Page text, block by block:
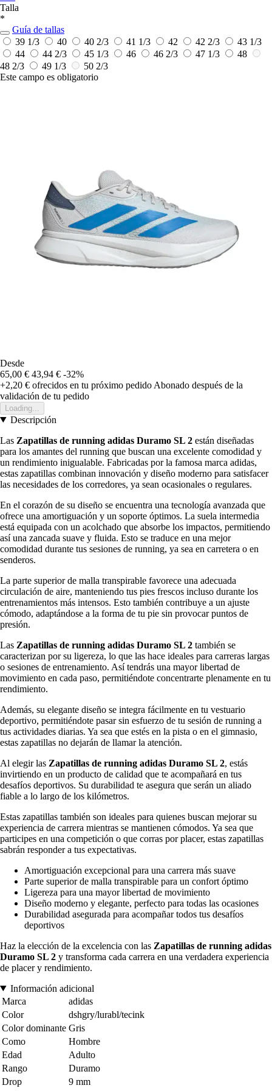
Talla
*
Guía de tallas
39 1/3
40 40 2/3 41 1/3 42 42 2/3
43 1/3
44
44 2/3 45 1/3 46 46 2/3 47 1/3
48
48 2/3
49 1/3
50 2/3
Este campo es obligatorio
Desde
65,00 € 43,94 € -32%
+2,20 € ofrecidos en tu próximo pedido Abonado después de la
validación de tu pedido
Loading...
Descripción
Las Zapatillas de running adidas Duramo SL 2 están diseñadas
para los amantes del running que buscan una excelente comodidad y
un rendimiento inigualable. Fabricadas por la famosa marca adidas,
estas zapatillas combinan innovación y diseño moderno para satisfacer
las necesidades de los corredores, ya sean ocasionales o regulares.
En el corazón de su diseño se encuentra una tecnología avanzada que
ofrece una amortiguación y un soporte óptimos. La suela intermedia
está equipada con un acolchado que absorbe los impactos, permitiendo
así una zancada suave y fluida. Esto se traduce en una mejor
comodidad durante tus sesiones de running, ya sea en carretera o en
senderos.
La parte superior de malla transpirable favorece una adecuada
circulación de aire, manteniendo tus pies frescos incluso durante los
entrenamientos más intensos. Esto también contribuye a un ajuste
cómodo, adaptándose a la forma de tu pie sin provocar puntos de
presión.
Las Zapatillas de running adidas Duramo SL 2 también se
caracterizan por su ligereza, lo que las hace ideales para carreras largas
o sesiones de entrenamiento. Así tendrás una mayor libertad de
movimiento en cada paso, permitiéndote concentrarte plenamente en tu
rendimiento.
Además, su elegante diseño se integra fácilmente en tu vestuario
deportivo, permitiéndote pasar sin esfuerzo de tu sesión de running a
tus actividades diarias. Ya sea que estés en la pista o en el gimnasio,
estas zapatillas no dejarán de llamar la atención.
Al elegir las Zapatillas de running adidas Duramo SL 2, estás
invirtiendo en un producto de calidad que te acompañará en tus
desafíos deportivos. Su durabilidad te asegura que serán un aliado
fiable a lo largo de los kilómetros.
Estas zapatillas también son ideales para quienes buscan mejorar su
experiencia de carrera mientras se mantienen cómodos. Ya sea que
participes en una competición o que corras por placer, estas zapatillas
sabrán responder a tus expectativas.
Amortiguación excepcional para una carrera más suave
Parte superior de malla transpirable para un confort óptimo
Ligereza para una mayor libertad de movimiento
Diseño moderno y elegante, perfecto para todas las ocasiones
Durabilidad asegurada para acompañar todos tus desafíos
deportivos
Haz la elección de la excelencia con las Zapatillas de running adidas
Duramo SL 2 y transforma cada carrera en una verdadera experiencia
de placer y rendimiento.
Información adicional
Marca
adidas
Color
dshgry/lurabl/tecink
Color dominante Gris
Como
Hombre
Edad
Adulto
Rango
Duramo
Drop
9 mm